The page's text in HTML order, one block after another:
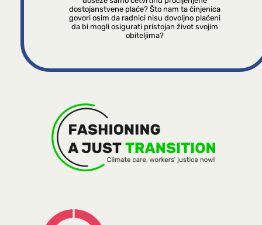
dostojanstvene plaće? Što nam ta činjenica
govori osim da radnici nisu dovoljno plaćeni
da bi mogli osigurati pristojan život svojim
obiteljima?